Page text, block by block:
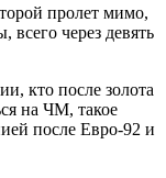
пролет мимо,
через девять
кто после золота
на ЧМ, такое
после Евро-92 и